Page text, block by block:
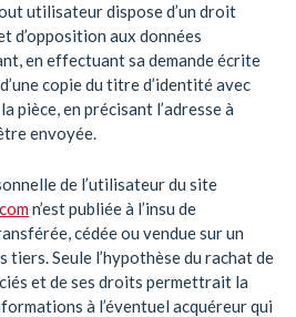
utilisateur dispose d’un droit
d’opposition aux données
en effectuant sa demande écrite
copie du titre d’identité avec
pièce, en précisant l’adresse à
envoyée.
de l’utilisateur du site
n’est publiée à l’insu de
cédée ou vendue sur un
tiers. Seule l’hypothèse du rachat de
et de ses droits permettrait la
à l’éventuel acquéreur qui